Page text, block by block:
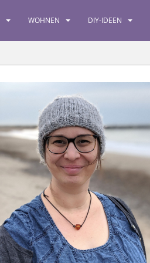
WOHNEN DIY-IDEEN